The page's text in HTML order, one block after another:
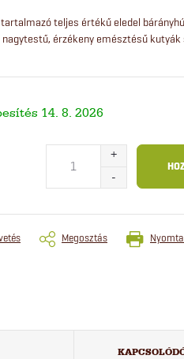
teljes értékű eledel
nagytestű, érzékeny emésztésű
14. 8. 2026
Megosztás